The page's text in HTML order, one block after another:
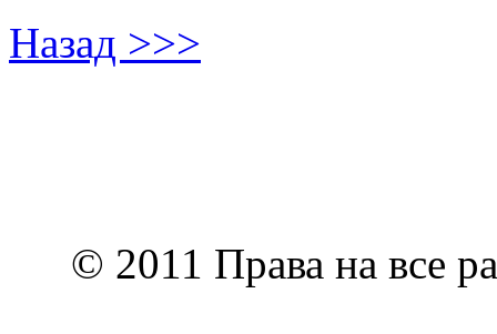
Назад >>>
© 2011 Права на все